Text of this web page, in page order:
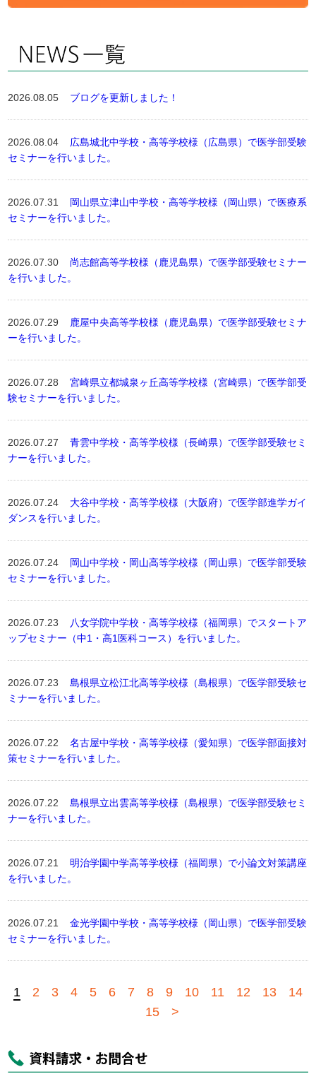
2026.08.05 ブログを更新しました！
2026.08.04 広島城北中学校・高等学校様（広島県）で医学部受験
セミナーを行いました。
2026.07.31 岡山県立津山中学校・高等学校様（岡山県）で医療系
セミナーを行いました。
2026.07.30 尚志館高等学校様（鹿児島県）で医学部受験セミナー
を行いました。
2026.07.29
鹿屋中央高等学校様（鹿児島県）で医学部受験セミナ
ーを行いました。
2026.07.28宮崎県立都城泉ヶ丘高等学校様（宮崎県）で医学部受
験セミナーを行いました。
2026.07.27青雲中学校・高等学校様（長崎県）で医学部受験セミ
ナーを行いました。
2026.07.24 大谷中学校・高等学校様（大阪府）で医学部進学ガイ
ダンスを行いました。
2026.07.24 岡山中学校・岡山高等学校様（岡山県）で医学部受験
セミナーを行いました。
2026.07.23
八女学院中学校・高等学校様（福岡県）でスタートア
ップセミナー（中1・高1医科コース）を行いました。
2026.07.23島根県立松江北高等学校様（島根県）で医学部受験セ
ミナーを行いました。
2026.07.22名古屋中学校・高等学校様（愛知県）で医学部面接対
策セミナーを行いました。
2026.07.22島根県立出雲高等学校様（島根県）で医学部受験セミ
ナーを行いました。
2026.07.21 明治学園中学高等学校様（福岡県）で小論文対策講座
を行いました。
2026.07.21金光学園中学校・高等学校様（岡山県）で医学部受験
セミナーを行いました。
1 2 3 4 5 6 7 8 9 10 11 12 13
14
15
>